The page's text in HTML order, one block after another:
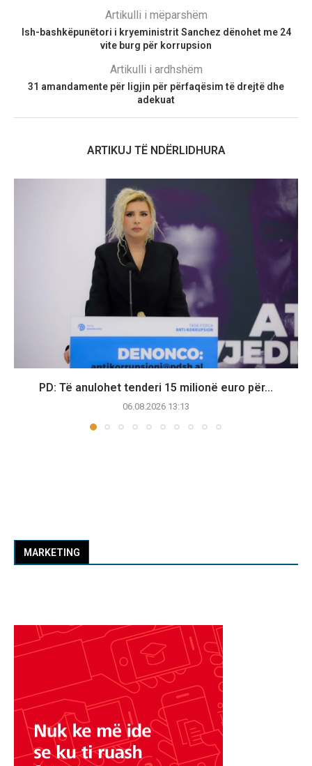
Artikulli i mëparshëm
Ish-bashkëpunëtori i kryeministrit Sanchez dënohet me 24
vite burg për korrupsion
Artikulli i ardhshëm
31 amandamente për ligjin për përfaqësim të drejtë dhe
adekuat
ARTIKUJ TË NDËRLIDHURA
PD: Të anulohet tenderi 15 milionë euro për...
06.08.2026 13:13
MARKETING